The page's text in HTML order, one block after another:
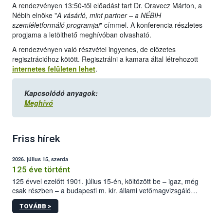
A rendezvényen 13:50-től előadást tart Dr. Oravecz Márton, a
Nébih elnöke "A vásárló, mint partner – a NÉBIH
szemléletformáló programjai" címmel. A konferencia részletes
progjama a letölthető meghívóban olvasható.
A rendezvényen való részvétel ingyenes, de előzetes
regisztrációhoz kötött. Regisztrálni a kamara által létrehozott
internetes felületen lehet.
Kapcsolódó anyagok:
Meghívó
Friss hírek
2026. július 15, szerda
125 éve történt
125 évvel ezelőtt 1901. július 15-én, költözött be – igaz, még
csak részben – a budapesti m. kir. állami vetőmagvizsgáló
állomás a Kis Rókus utca 15. szám alatti, Czigler Győző által
tervezett új épületébe.
TOVÁBB >